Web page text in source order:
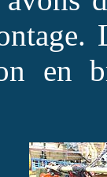
en